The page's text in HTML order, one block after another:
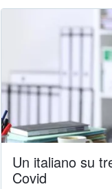
Un italiano su
Covid